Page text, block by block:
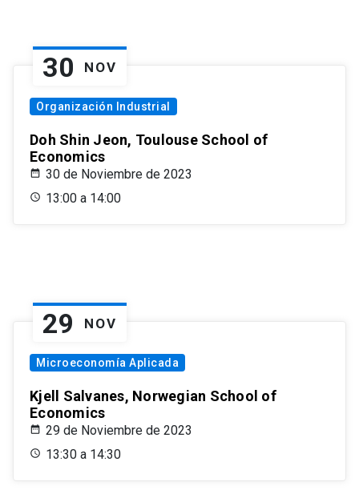
30 NOV
Organización Industrial
Doh Shin Jeon, Toulouse School of
Economics
30 de Noviembre de 2023
13:00 a 14:00
29 NOV
Microeconomía Aplicada
Kjell Salvanes, Norwegian School of
Economics
29 de Noviembre de 2023
13:30 a 14:30